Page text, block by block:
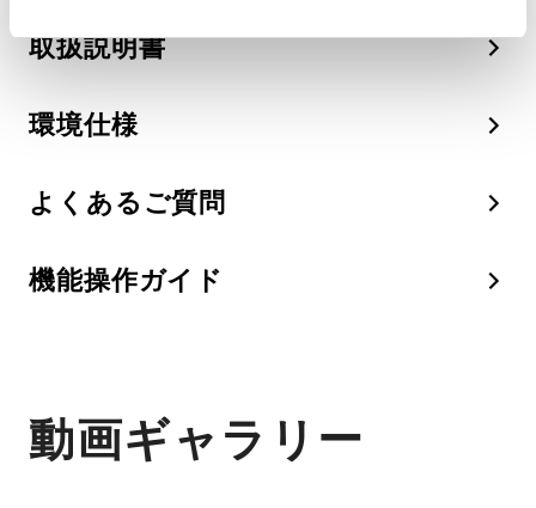
取扱説明書
環境仕様
よくあるご質問
機能操作ガイド
動画ギャラリー